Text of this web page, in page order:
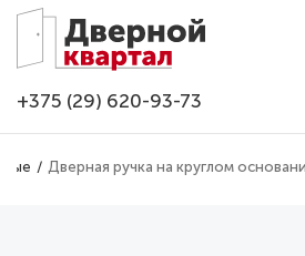
Перейти к основному
+375 (29) 620-93-73
Дверная ручка на круглом